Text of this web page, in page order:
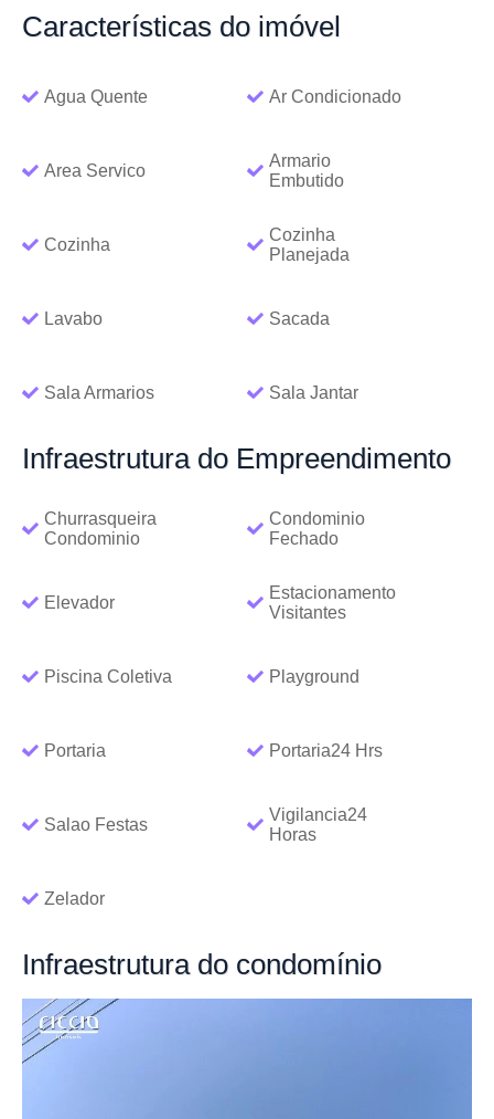
Características do imóvel
Agua Quente Ar Condicionado
Area Servico
Armario
Embutido
Cozinha
Cozinha
Planejada
Lavabo Sacada
Sala Armarios Sala Jantar
Infraestruturado Empreendimento
Churrasqueira
Condominio
Condominio
Fechado
Elevador
Estacionamento
Visitantes
Piscina Coletiva Playground
Portaria Portaria24 Hrs
Salao Festas
Vigilancia24
Horas
Zelador
Infraestruturado condomínio